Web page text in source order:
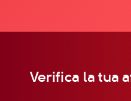
Verifica la tua